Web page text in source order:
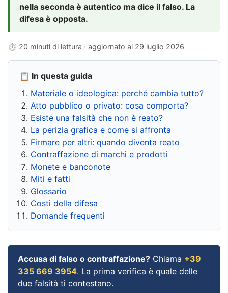
nella seconda è autentico ma dice il falso. La
difesa è opposta.
⏱ 20 minuti di lettura · aggiornato al 29 luglio 2026
📋 In questa guida
Materiale o ideologica: perché cambia tutto?
Atto pubblico o privato: cosa comporta?
Esiste una falsità che non è reato?
La perizia grafica e come si affronta
Firmare per altri: quando diventa reato
Contraffazione di marchi e prodotti
Monete e banconote
Miti e fatti
Glossario
Costi della difesa
Domande frequenti
Accusa di falso o contraffazione? Chiama +39
335 669 3954. La prima verifica è quale delle
due falsità ti contestano.